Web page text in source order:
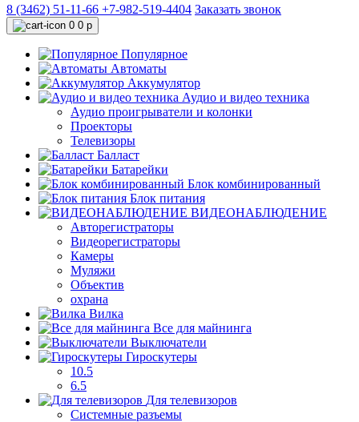
8 (3462) 51-11-66 +7-982-519-4404 Заказать звонок
0 0 р
Популярное
Автоматы
Аккумулятор
Аудио и видео техника
Аудио проигрыватели и колонки
Проекторы
Телевизоры
Балласт
Батарейки
Блок комбинированный
Блок питания
ВИДЕОНАБЛЮДЕНИЕ
Авторегистраторы
Видеорегистраторы
Камеры
Муляжи
Объектив
охрана
Вилка
Все для майнинга
Выключатели
Гироскутеры
10.5
6.5
Для телевизоров
Системные разъемы